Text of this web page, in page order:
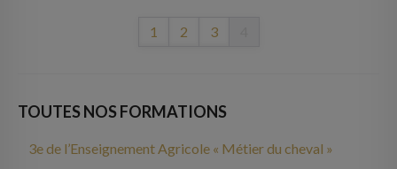
1 2 3
TOUTES NOS FORMATIONS
3e de l’Enseignement Agricole « Métier du cheval »